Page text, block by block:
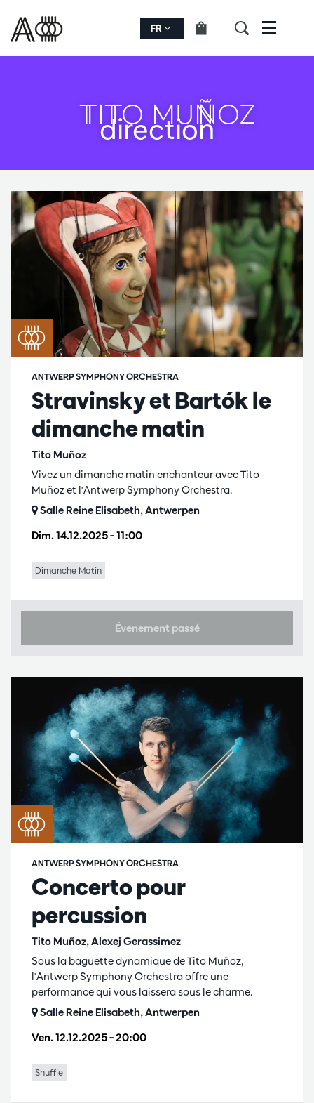
FR Menu
TITO MUÑOZ
direction
Stravinsky et Bartók le
dimanche matin
Tito Muñoz
ANTWERP SYMPHONY ORCHESTRA
Dim. 14.12.2025– 11:00
Vivez un dimanche matin enchanteur avec Tito
Muñoz et l'Antwerp Symphony Orchestra.
Salle Reine Elisabeth, Antwerpen
Dimanche Matin
Évenement passé
Concerto pour
percussion
Tito Muñoz, Alexej Gerassimez
ANTWERP SYMPHONY ORCHESTRA
Ven. 12.12.2025– 20:00
Sous la baguette dynamique de Tito Muñoz,
l'Antwerp Symphony Orchestra offre une
performance qui vous laissera sous le charme.
Salle Reine Elisabeth, Antwerpen
Shuffle